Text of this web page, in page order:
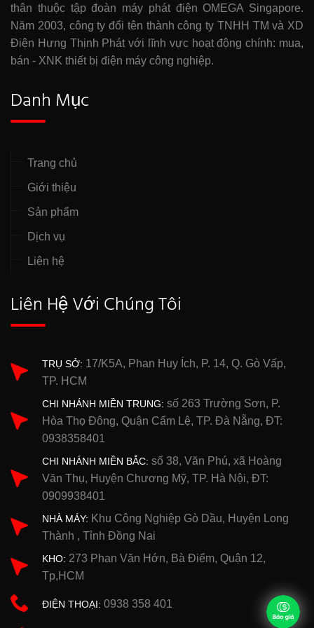
thân thuộc tập đoàn máy phát điện OMEGA Singapore.
Năm 2003, công ty đổi tên thành công ty TNHH TM và XD
Điện Hưng Thịnh Phát với lĩnh vực hoạt động chính: mua,
bán - XNK thiết bị điện máy công nghiệp.
Danh Mục
Trang chủ
Giới thiệu
Sản phẩm
Dịch vụ
Liên hệ
Liên Hệ Với Chúng Tôi
TRỤ SỞ: 17/K5A, Phan Huy Ích, P. 14, Q. Gò Vấp,
TP. HCM
CHI NHÁNH MIỀN TRUNG: số 263 Trường Sơn, P.
Hòa Thọ Đông, Quận Cẩm Lệ, TP. Đà Nẵng, ĐT:
0938358401
CHI NHÁNH MIỀN BẮC: số 38, Văn Phú, xã Hoàng
Văn Thụ, Huyện Chương Mỹ, TP. Hà Nội, ĐT:
0909938401
NHÀ MÁY: Khu Công Nghiệp Gò Dầu, Huyện Long
Thành , Tỉnh Đồng Nai
KHO: 273 Phan Văn Hớn, Bà Điểm, Quận 12,
Tp,HCM
ĐIỆN THOẠI: 0938 358 401